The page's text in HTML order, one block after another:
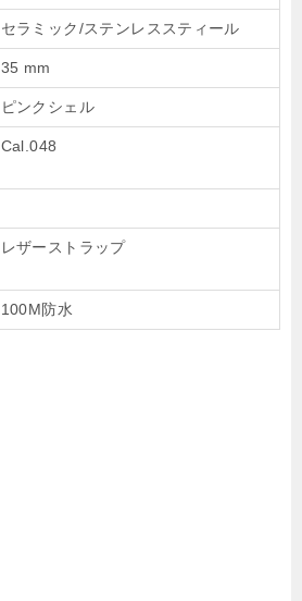
セラミック/ステンレススティール
35 mm
ピンクシェル
Cal.048
レザーストラップ
100M防水